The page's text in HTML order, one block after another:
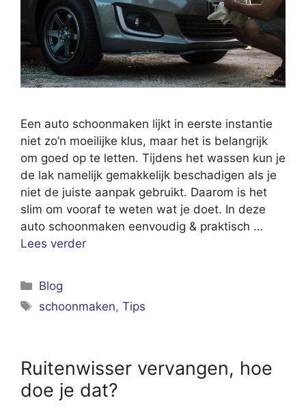
Een auto schoonmaken lijkt in eerste instantie
niet zo’n moeilijke klus, maar het is belangrijk
om goed op te letten. Tijdens het wassen kun je
de lak namelijk gemakkelijk beschadigen als je
niet de juiste aanpak gebruikt. Daarom is het
slim om vooraf te weten wat je doet. In deze
auto schoonmaken eenvoudig & praktisch …
Lees verder
Categorieën
Blog
Tags
schoonmaken,Tips
Ruitenwisser vervangen, hoe
doe je dat?